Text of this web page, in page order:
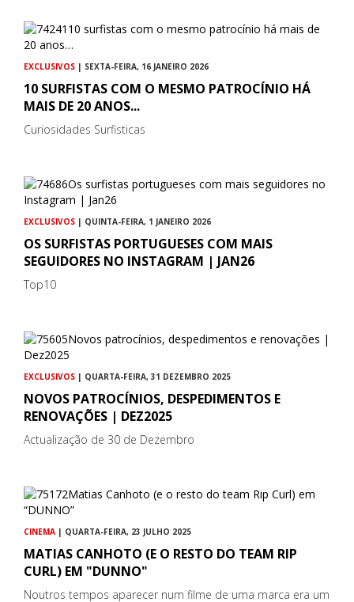
EXCLUSIVOS | SEXTA-FEIRA, 16 JANEIRO 2026
10 SURFISTAS COM O MESMO PATROCÍNIO HÁ
MAIS DE 20 ANOS...
Curiosidades Surfisticas
EXCLUSIVOS | QUINTA-FEIRA, 1 JANEIRO 2026
OS SURFISTAS PORTUGUESES COM MAIS
SEGUIDORES NO INSTAGRAM | JAN26
Top10
EXCLUSIVOS | QUARTA-FEIRA, 31 DEZEMBRO 2025
NOVOS PATROCÍNIOS, DESPEDIMENTOS E
RENOVAÇÕES | DEZ2025
Actualização de 30 de Dezembro
CINEMA | QUARTA-FEIRA, 23 JULHO 2025
MATIAS CANHOTO (E O RESTO DO TEAM RIP
CURL) EM "DUNNO"
Noutros tempos aparecer num filme de uma marca era um